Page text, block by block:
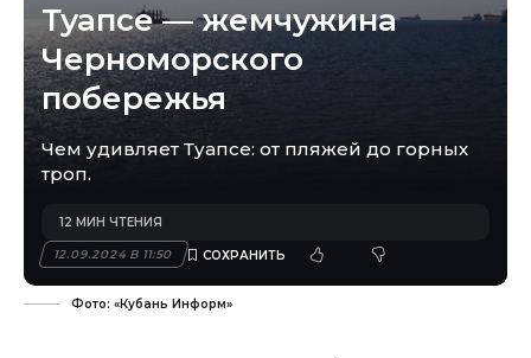
Туапсе — жемчужина
Черноморского
побережья
Чем удивляет Туапсе: от пляжей до горных
троп.
12.09.2024 В 11:50
12 МИН ЧТЕНИЯ
Фото: «Кубань Информ»